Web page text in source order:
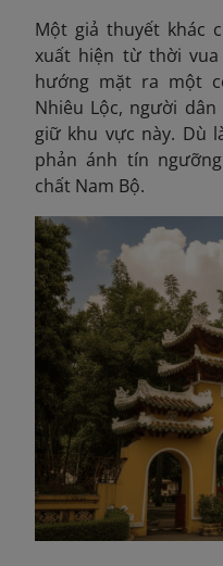
Một giả thuyết khác
xuất hiện từ thời
hướng mặt ra một
Nhiêu Lộc, người
giữ khu vực này. Dù
phản ánh tín
chất Nam Bộ.